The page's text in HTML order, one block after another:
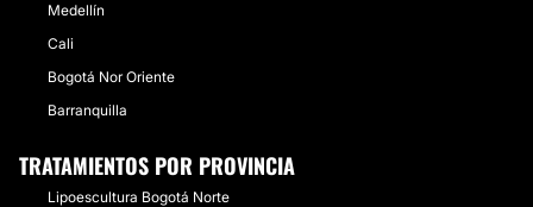
Medellín
Cali
Bogotá Nor Oriente
Barranquilla
TRATAMIENTOS POR PROVINCIA
Lipoescultura Bogotá Norte